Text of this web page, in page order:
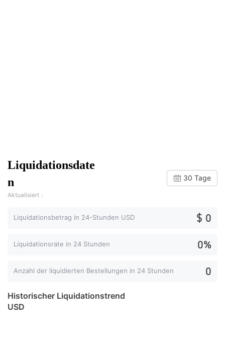
Liquidationsdate
n
Aktualisiert：
30 Tage
Liquidationsbetrag in 24-Stunden USD $ 0
Liquidationsrate in 24 Stunden 0%
Anzahl der liquidierten Bestellungen in 24 Stunden 0
Historischer Liquidationstrend
USD